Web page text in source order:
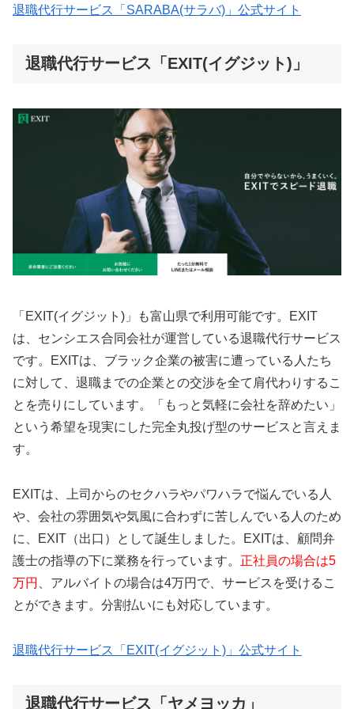
退職代行サービス「SARABA(サラバ)」公式サイト
退職代行サービス「EXIT(イグジット)」
「EXIT(イグジット)」も富山県で利用可能です。EXIT
は、センシエス合同会社が運営している退職代行サービス
です。EXITは、ブラック企業の被害に遭っている人たち
に対して、退職までの企業との交渉を全て肩代わりするこ
とを売りにしています。「もっと気軽に会社を辞めたい」
という希望を現実にした完全丸投げ型のサービスと言えま
す。
EXITは、上司からのセクハラやパワハラで悩んでいる人
や、会社の雰囲気や気風に合わずに苦しんでいる人のため
に、EXIT（出口）として誕生しました。EXITは、顧問弁
護士の指導の下に業務を行っています。 正社員の場合は5
万円
、アルバイトの場合は4万円で、サービスを受けるこ
とができます。分割払いにも対応しています。
退職代行サービス「EXIT(イグジット)」公式サイト
退職代行サービス「ヤメヨッカ」